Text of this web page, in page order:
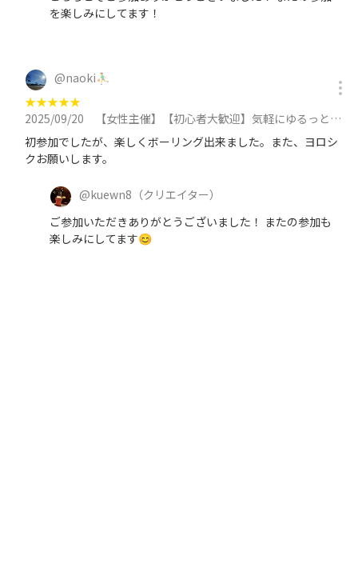
を楽しみにしてます！
@naoki⛹️‍♂️
★★★★★
2025/09/20
【女性主催】【初心者大歓迎】気軽にゆるっとエンジョイボウリングに参加
初参加でしたが、楽しくボーリング出来ました。また、ヨロシ
クお願いします。
@kuewn8 （クリエイター）
ご参加いただきありがとうございました！ またの参加も
楽しみにしてます😊